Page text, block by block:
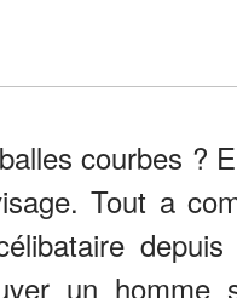
courbes ?
Tout a
un